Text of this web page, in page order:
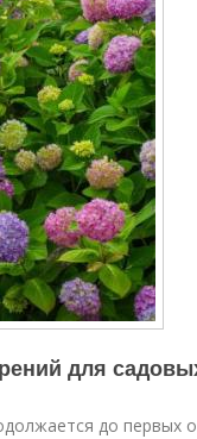
для
до первых